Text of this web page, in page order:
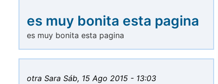
es muy bonita esta pagina
es muy bonita esta pagina
otra Sara Sáb, 15 Ago 2015 - 13:03